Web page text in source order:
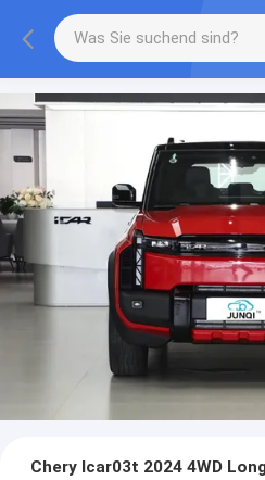
Chery Icar03t 2024 4WD